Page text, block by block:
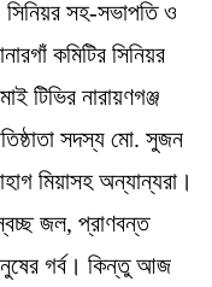
সিনিয়র সহ-সভাপতি ও
কমিটির সিনিয়র
টিভির নারায়ণগঞ্জ
সদস্য মো. সুজন
মিয়াসহ অন্যান্যরা।
জল, প্রাণবন্ত
গর্ব। কিন্তু আজ